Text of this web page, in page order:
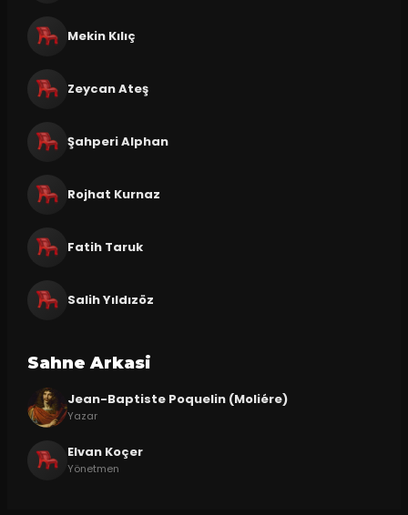
Mekin Kılıç
Zeycan Ateş
Şahperi Alphan
Rojhat Kurnaz
Fatih Taruk
Salih Yıldızöz
Sahne Arkasi
Jean-Baptiste Poquelin (Moliére)
Yazar
Elvan Koçer
Yönetmen